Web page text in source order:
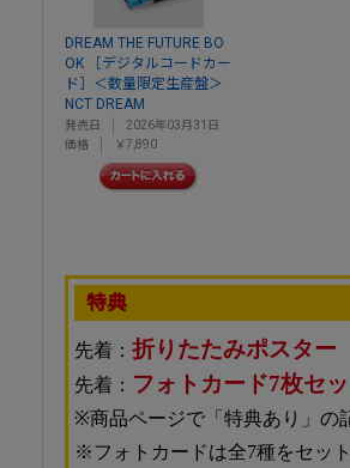
DREAM THE FUTURE BO
OK ［デジタルコードカー
ド］＜数量限定生産盤＞
NCT DREAM
発売日
2026年03月31日
価格
￥7,890
特典
先着： 折りたたみポスター
先着： フォトカード7枚セ
※商品ページで「特典あり」の
※フォトカードは全7種をセッ